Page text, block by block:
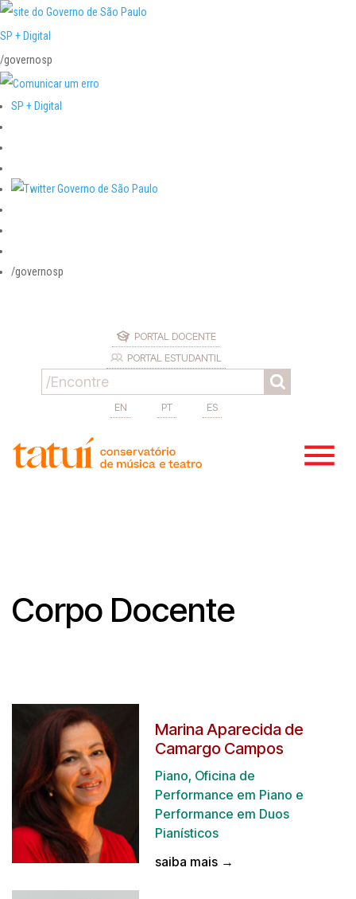
SP + Digital
/governosp
SP + Digital
/governosp
PORTAL DOCENTE
PORTAL ESTUDANTIL
EN PT ES
Corpo Docente
Marina Aparecida de
Camargo Campos
Piano, Oficina de
Performance em Piano e
Performance em Duos
Pianísticos
saiba mais →